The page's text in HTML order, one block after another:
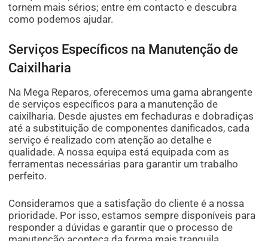
tornem mais sérios; entre em contacto e descubra
como podemos ajudar.
Serviços Específicos na Manutenção de
Caixilharia
Na Mega Reparos, oferecemos uma gama abrangente
de serviços específicos para a manutenção de
caixilharia. Desde ajustes em fechaduras e dobradiças
até a substituição de componentes danificados, cada
serviço é realizado com atenção ao detalhe e
qualidade. A nossa equipa está equipada com as
ferramentas necessárias para garantir um trabalho
perfeito.
Consideramos que a satisfação do cliente é a nossa
prioridade. Por isso, estamos sempre disponíveis para
responder a dúvidas e garantir que o processo de